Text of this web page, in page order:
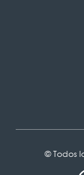
© Todos